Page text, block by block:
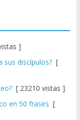
]
sus discípulos?[
[ 23210 vistas ]
en 50 frases [